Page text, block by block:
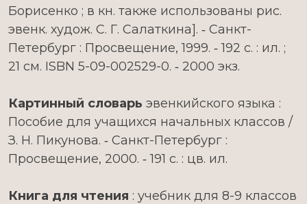
Борисенко ; в кн. также использованы рис.
эвенк. худож. С. Г. Салаткина]. ‑ Санкт-
Петербург : Просвещение, 1999. ‑ 192 с. : ил. ;
21 см. ISBN 5-09-002529-0. ‑ 2000 экз.
Картинный словарь эвенкийского языка :
Пособие для учащихся начальных классов /
З. Н. Пикунова. ‑ Санкт-Петербург :
Просвещение, 2000. ‑ 191 с. : цв. ил.
Книга для чтения : учебник для 8-9 классов